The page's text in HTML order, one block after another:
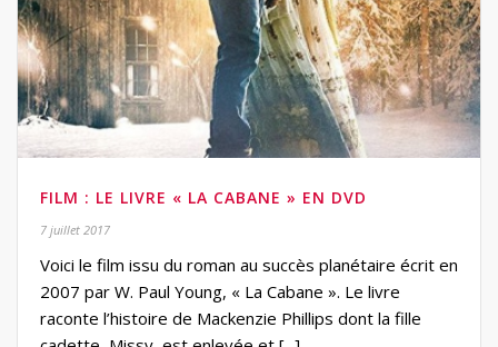
FILM : LE LIVRE « LA CABANE » EN DVD
7 juillet 2017
Voici le film issu du roman au succès planétaire écrit en
2007 par W. Paul Young, « La Cabane ». Le livre
raconte l’histoire de Mackenzie Phillips dont la fille